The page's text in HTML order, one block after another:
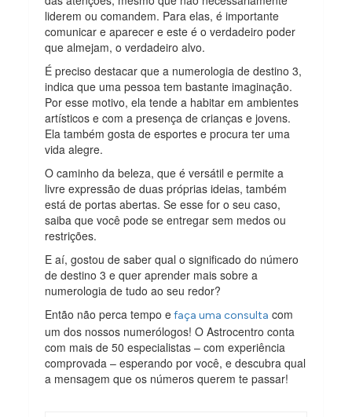
liderem ou comandem. Para elas, é importante
comunicar e aparecer e este é o verdadeiro poder
que almejam, o verdadeiro alvo.
É preciso destacar que a numerologia de destino 3,
indica que uma pessoa tem bastante imaginação.
Por esse motivo, ela tende a habitar em ambientes
artísticos e com a presença de crianças e jovens.
Ela também gosta de esportes e procura ter uma
vida alegre.
O caminho da beleza, que é versátil e permite a
livre expressão de duas próprias ideias, também
está de portas abertas. Se esse for o seu caso,
saiba que você pode se entregar sem medos ou
restrições.
E aí, gostou de saber qual o significado do número
de destino 3 e quer aprender mais sobre a
numerologia de tudo ao seu redor?
Então não perca tempo efaça uma consulta com
um dos nossos numerólogos! O Astrocentro conta
com mais de 50 especialistas – com experiência
comprovada – esperando por você, e descubra qual
a mensagem que os números querem te passar!